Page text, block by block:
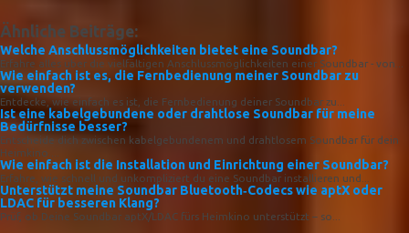
Ähnliche Beiträge:
Welche Anschlussmöglichkeiten bietet eine Soundbar?
Erfahre alles über die vielfältigen Anschlussmöglichkeiten einer Soundbar - von...
Wie einfach ist es, die Fernbedienung meiner Soundbar zu
verwenden?
Entdecke, wie einfach es ist, die Fernbedienung deiner Soundbar zu...
Ist eine kabelgebundene oder drahtlose Soundbar für meine
Bedürfnisse besser?
Entscheide dich zwischen kabelgebundenem und drahtlosem Soundbar für dein
Heimkino....
Wie einfach ist die Installation und Einrichtung einer Soundbar?
Erfahre, wie schnell und unkompliziert du eine Soundbar installieren und...
Unterstützt meine Soundbar Bluetooth‑Codecs wie aptX oder
LDAC für besseren Klang?
Prüf, ob Deine Soundbar aptX/LDAC fürs Heimkino unterstützt – so...